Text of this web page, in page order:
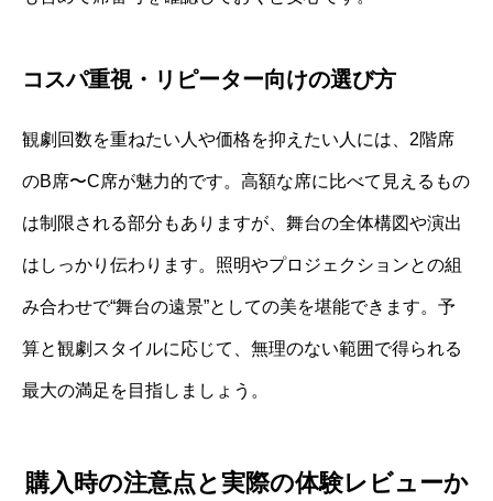
コスパ重視・リピーター向けの選び方
観劇回数を重ねたい人や価格を抑えたい人には、2階席
のB席〜C席が魅力的です。高額な席に比べて見えるもの
は制限される部分もありますが、舞台の全体構図や演出
はしっかり伝わります。照明やプロジェクションとの組
み合わせで“舞台の遠景”としての美を堪能できます。予
算と観劇スタイルに応じて、無理のない範囲で得られる
最大の満足を目指しましょう。
購入時の注意点と実際の体験レビューか